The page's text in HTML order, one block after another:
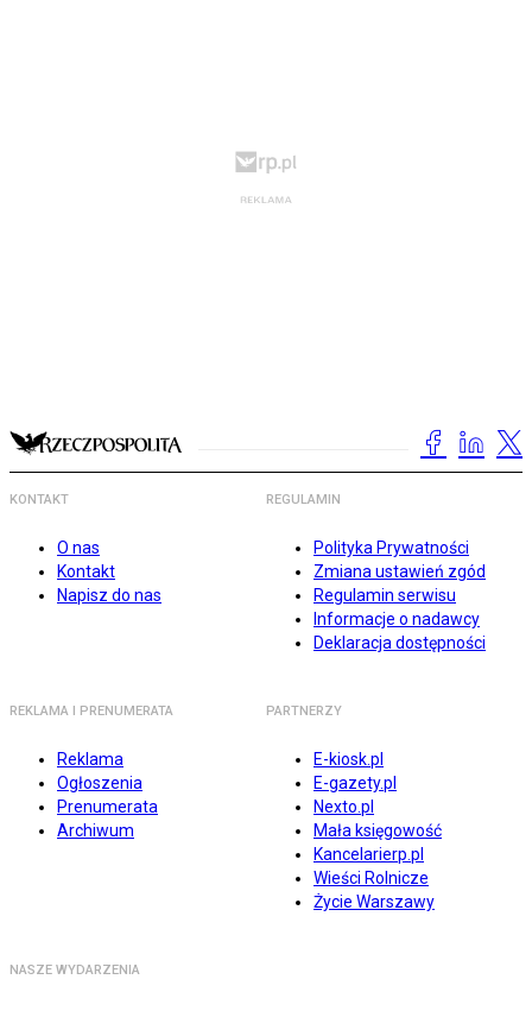
KONTAKT
O nas
Kontakt
Napisz do nas
REGULAMIN
Polityka Prywatności
Zmiana ustawień zgód
Regulamin serwisu
Informacje o nadawcy
Deklaracja dostępności
REKLAMA I PRENUMERATA
Reklama
Ogłoszenia
Prenumerata
Archiwum
PARTNERZY
E-kiosk.pl
E-gazety.pl
Nexto.pl
Mała księgowość
Kancelarierp.pl
Wieści Rolnicze
Życie Warszawy
NASZE WYDARZENIA